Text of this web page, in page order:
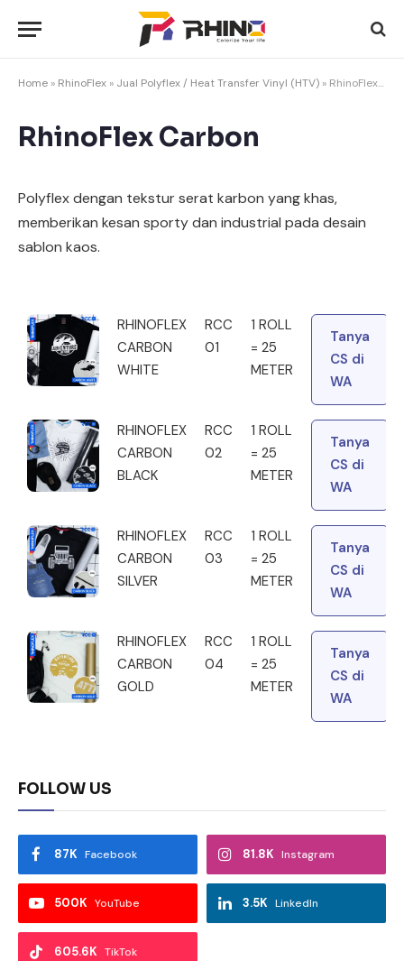
Home » RhinoFlex » Jual Polyflex / Heat Transfer Vinyl (HTV) » RhinoFlex Carbon
RhinoFlex Carbon
Polyflex dengan tekstur serat karbon yang khas,
memberikan kesan sporty dan industrial pada desain
sablon kaos.
RHINOFLEX
CARBON
WHITE
RCC
01
1 ROLL
= 25
METER
Tanya
CS di
WA
RHINOFLEX
CARBON
BLACK
RCC
02
1 ROLL
= 25
METER
Tanya
CS di
WA
RHINOFLEX
CARBON
SILVER
RCC
03
1 ROLL
= 25
METER
Tanya
CS di
WA
RHINOFLEX
CARBON
GOLD
RCC
04
1 ROLL
= 25
METER
Tanya
CS di
WA
FOLLOW US
Facebook
87K Instagram
81.8K
YouTube
500K LinkedIn
3.5K
TikTok
605.6K